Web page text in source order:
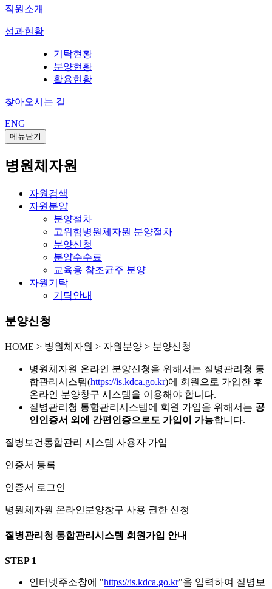
직원소개
성과현황
기탁현황
분양현황
활용현황
찾아오시는 길
ENG
메뉴닫기
병원체자원
자원검색
자원분양
분양절차
고위험병원체자원 분양절차
분양신청
분양수수료
교육용 참조균주 분양
자원기탁
기탁안내
분양신청
HOME > 병원체자원 > 자원분양 > 분양신청
병원체자원 온라인 분양신청을 위해서는 질병관리청 통
합관리시스템(https://is.kdca.go.kr)에 회원으로 가입한 후
온라인 분양창구 시스템을 이용해야 합니다.
질병관리청 통합관리시스템에 회원 가입을 위해서는 공
인인증서 외에 간편인증으로도 가입이 가능합니다.
질병보건통합관리 시스템 사용자 가입
인증서 등록
인증서 로그인
병원체자원 온라인분양창구 사용 권한 신청
질병관리청 통합관리시스템 회원가입 안내
STEP 1
인터넷주소창에 "https://is.kdca.go.kr"을 입력하여 질병보